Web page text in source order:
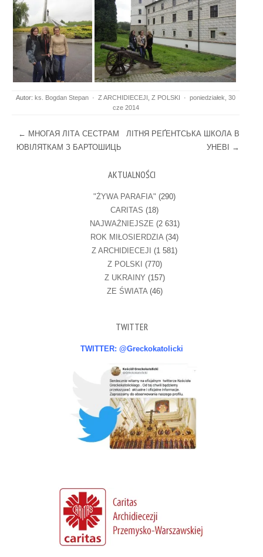
Autor: ks. Bogdan Stepan · Z ARCHIDIECEJI Z POLSKI · poniedziałek, 30
cze 2014
Post navigation
← МНОГАЯ ЛІТА СЕСТРАМ
ЮВІЛЯТКАМ З БАРТОШИЦЬ
ЛІТНЯ РЕҐЕНТСЬКА ШКОЛА В
УНЕВІ →
AKTUALNOŚCI
"ŻYWA PARAFIA" (290)
CARITAS (18)
NAJWAŻNIEJSZE (2 631)
ROK MIŁOSIERDZIA (34)
Z ARCHIDIECEJI (1 581)
Z POLSKI (770)
Z UKRAINY (157)
ZE ŚWIATA(46)
TWITTER
TWITTER: @Greckokatolicki